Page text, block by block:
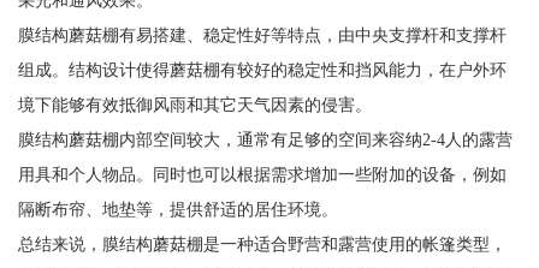
膜结构蘑菇棚有易搭建、稳定性好等特点，由中央支撑杆和支撑杆
组成。结构设计使得蘑菇棚有较好的稳定性和挡风能力，在户外环
境下能够有效抵御风雨和其它天气因素的侵害。
膜结构蘑菇棚内部空间较大，通常有足够的空间来容纳2-4人的露营
用具和个人物品。同时也可以根据需求增加一些附加的设备，例如
隔断布帘、地垫等，提供舒适的居住环境。
总结来说，膜结构蘑菇棚是一种适合野营和露营使用的帐篷类型，